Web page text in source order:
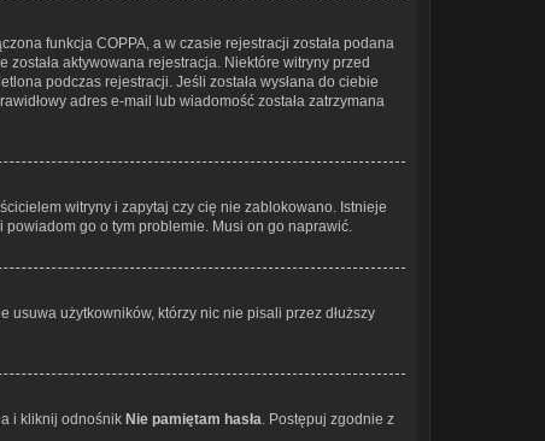
funkcja COPPA, a w czasie rejestracji została podana
aktywowana rejestracja. Niektóre witryny przed
podczas rejestracji. Jeśli została wysłana do ciebie
adres e-mail lub wiadomość została zatrzymana
witryny i zapytaj czy cię nie zablokowano. Istnieje
go o tym problemie. Musi on go naprawić.
usuwa użytkowników, którzy nic nie pisali przez dłuższy
i kliknij odnośnik Nie pamiętam hasła. Postępuj zgodnie z